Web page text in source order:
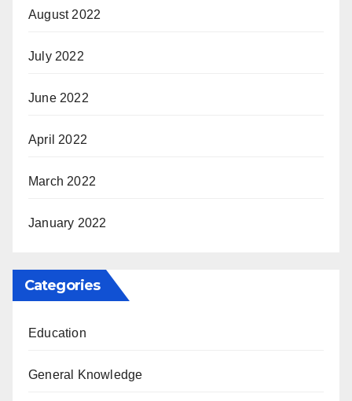
August 2022
July 2022
June 2022
April 2022
March 2022
January 2022
Categories
Education
General Knowledge